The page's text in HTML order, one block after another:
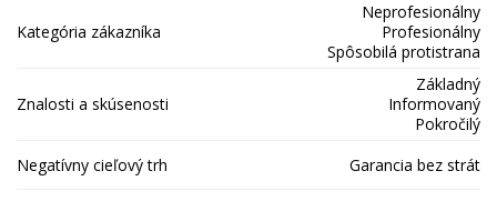
Kategória zákazníka
Neprofesionálny
Profesionálny
Spôsobilá protistrana
Znalosti a skúsenosti
Základný
Informovaný
Pokročilý
Negatívny cieľový trh
Garancia bez strát